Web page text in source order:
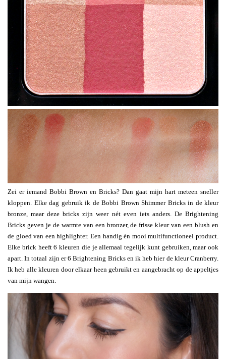
Zei er iemand Bobbi Brown en Bricks? Dan gaat mijn hart meteen sneller
kloppen. Elke dag gebruik ik de Bobbi Brown Shimmer Bricks in de kleur
bronze, maar deze bricks zijn weer nét even iets anders. De Brightening
Bricks geven je de warmte van een bronzer, de frisse kleur van een blush en
de gloed van een highlighter. Een handig én mooi multifunctioneel product.
Elke brick heeft 6 kleuren die je allemaal tegelijk kunt gebruiken, maar ook
apart. In totaal zijn er 6 Brightening Bricks en ik heb hier de kleur Cranberry.
Ik heb alle kleuren door elkaar heen gebruikt en aangebracht op de appeltjes
van mijn wangen.